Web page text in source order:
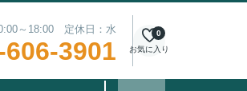
～18:00 定休日：水
606-3901 お気に入り
0